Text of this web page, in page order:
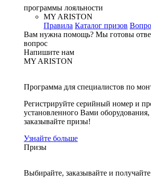
программы лояльности
MY ARISTON
Правила Каталог призов
Вам нужна помощь? Мы готовы
вопрос
Напишите нам
MY ARISTON
Программа для специалистов по
Регистрируйте серийный номер и
установленного Вами
заказывайте призы!
Узнайте больше
Призы
Выбирайте, заказывайте и